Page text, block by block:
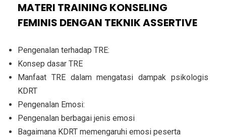
MATERI TRAINING KONSELING
FEMINIS DENGAN TEKNIK ASSERTIVE
Pengenalan terhadap TRE:
Konsep dasar TRE
Manfaat TRE dalam mengatasi dampak psikologis
KDRT
Pengenalan Emosi:
Pengenalan berbagai jenis emosi
Bagaimana KDRT memengaruhi emosi peserta